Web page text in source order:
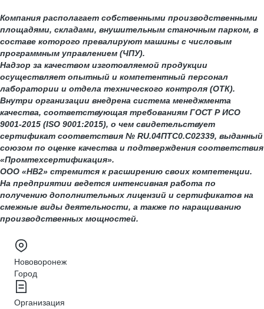
Компания располагает собственными производственными
площадями, складами, внушительным станочным парком, в
составе которого превалируют машины с числовым
программным управлением (ЧПУ).
Надзор за качеством изготовляемой продукции
осуществляет опытный и компетентный персонал
лаборатории и отдела технического контроля (ОТК).
Внутри организации внедрена система менеджмента
качества, соответствующая требованиям ГОСТ Р ИСО
9001-2015 (ISO 9001:2015), о чем свидетельствует
сертификат соответствия № RU.04ПТС0.С02339, выданный
союзом по оценке качества и подтверждения соответствия
«Промтехсертификация».
ООО «НВ2» стремится к расширению своих компетенции.
На предприятии ведется интенсивная работа по
получению дополнительных лицензий и сертификатов на
смежные виды деятельности, а также по наращиванию
производственных мощностей.
Нововоронеж
Город
Организация